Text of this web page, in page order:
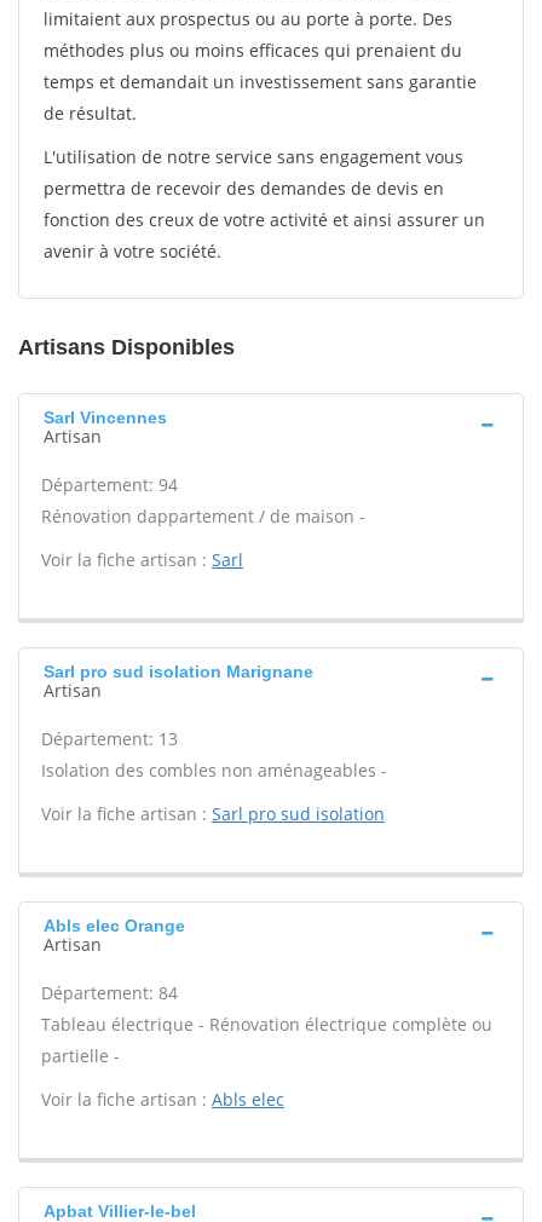
limitaient aux prospectus ou au porte à porte. Des
méthodes plus ou moins efficaces qui prenaient du
temps et demandait un investissement sans garantie
de résultat.
L'utilisation de notre service sans engagement vous
permettra de recevoir des demandes de devis en
fonction des creux de votre activité et ainsi assurer un
avenir à votre société.
Artisans Disponibles
Sarl Vincennes
Artisan
Département: 94
Rénovation dappartement / de maison -
Voir la fiche artisan : Sarl
Sarl pro sud isolation Marignane
Artisan
Département: 13
Isolation des combles non aménageables -
Voir la fiche artisan : Sarl pro sud isolation
Abls elec Orange
Artisan
Département: 84
Tableau électrique - Rénovation électrique complète ou
partielle -
Voir la fiche artisan : Abls elec
Apbat Villier-le-bel